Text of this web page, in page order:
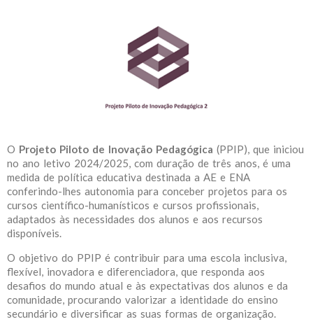
O Projeto Piloto de Inovação Pedagógica (PPIP), que iniciou
no ano letivo 2024/2025, com duração de três anos, é uma
medida de política educativa destinada a AE e ENA
conferindo-lhes autonomia para conceber projetos para os
cursos científico-humanísticos e cursos profissionais,
adaptados às necessidades dos alunos e aos recursos
disponíveis.
O objetivo do PPIP é contribuir para uma escola inclusiva,
flexível, inovadora e diferenciadora, que responda aos
desafios do mundo atual e às expectativas dos alunos e da
comunidade, procurando valorizar a identidade do ensino
secundário e diversificar as suas formas de organização.